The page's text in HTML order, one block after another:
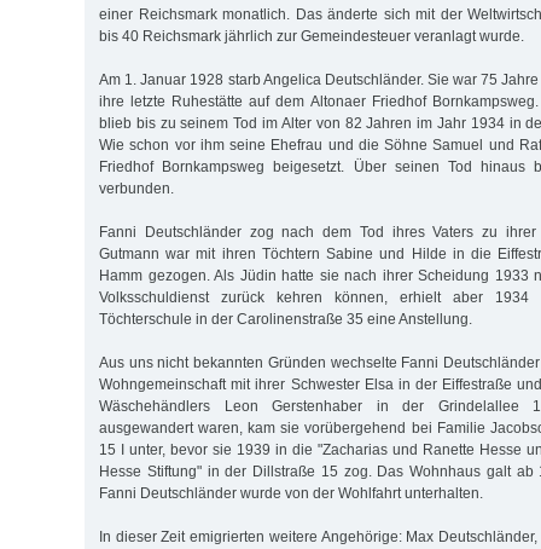
einer Reichsmark monatlich. Das änderte sich mit der
bis 40 Reichsmark jährlich zur Gemeindesteuer veranlagt wurde.
Am 1. Januar 1928 starb Angelica Deutschländer. Sie war 75
ihre letzte Ruhestätte auf dem Altonaer Friedhof
blieb bis zu seinem Tod im Alter von 82 Jahren im Jahr 1934 in
Wie schon vor ihm seine Ehefrau und die Söhne Samuel und
Friedhof Bornkampsweg beigesetzt. Über seinen Tod
verbunden.
Fanni Deutschländer zog nach dem Tod ihres Vaters zu
Gutmann war mit ihren Töchtern Sabine und Hilde in die
Hamm gezogen. Als Jüdin hatte sie nach ihrer Scheidung 1933
Volksschuldienst zurück kehren können, erhielt aber 1934
Töchterschule in der Carolinenstraße 35 eine Anstellung.
Aus uns nicht bekannten Gründen wechselte Fanni
Wohngemeinschaft mit ihrer Schwester Elsa in der Eiffestraße
Wäschehändlers Leon Gerstenhaber in der Grindelallee
ausgewandert waren, kam sie vorübergehend bei Familie
15 I unter, bevor sie 1939 in die "Zacharias und Ranette Hesse
Hesse Stiftung" in der Dillstraße 15 zog. Das Wohnhaus galt ab
Fanni Deutschländer wurde von der Wohlfahrt unterhalten.
In dieser Zeit emigrierten weitere Angehörige: Max